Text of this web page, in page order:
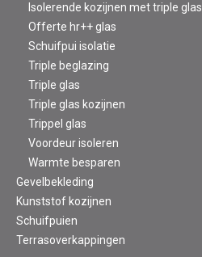
Isolerende kozijnen met triple glas
Offerte hr++ glas
Schuifpui isolatie
Triple beglazing
Triple glas
Triple glas kozijnen
Trippel glas
Voordeur isoleren
Warmte besparen
Gevelbekleding
Kunststof kozijnen
Schuifpuien
Terrasoverkappingen